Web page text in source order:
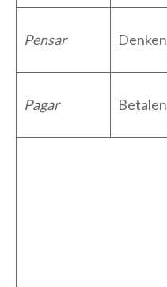
Pensar Denken
Pagar Betalen